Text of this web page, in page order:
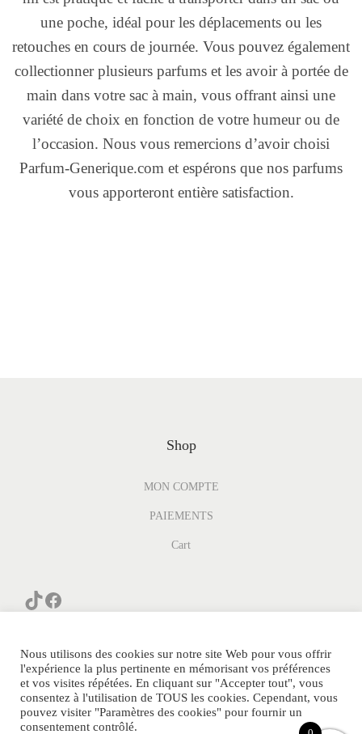
une poche, idéal pour les déplacements ou les
retouches en cours de journée. Vous pouvez également
collectionner plusieurs parfums et les avoir à portée de
main dans votre sac à main, vous offrant ainsi une
variété de choix en fonction de votre humeur ou de
l’occasion. Nous vous remercions d’avoir choisi
Parfum-Generique.com et espérons que nos parfums
vous apporteront entière satisfaction.
Shop
MON COMPTE
PAIEMENTS
Cart
© PARFUM-GENERIQUE.COM Tous Droits Réservés.
POLITIQUE DE CONFIDENTIALITE
Nous utilisons des cookies sur notre site Web pour vous offrir
l'expérience la plus pertinente en mémorisant vos préférences
et vos visites répétées. En cliquant sur "Accepter tout", vous
consentez à l'utilisation de TOUS les cookies. Cependant, vous
pouvez visiter "Paramètres des cookies" pour fournir un
consentement contrôlé.